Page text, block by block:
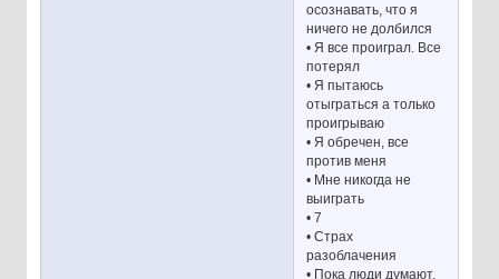
осознавать, что я
ничего не долбился
• Я все проиграл. Все
потерял
• Я пытаюсь
отыграться а только
проигрываю
• Я обречен, все
против меня
• Мне никогда не
выиграть
• 7
• Страх
разоблачения
• Пока люди думают,